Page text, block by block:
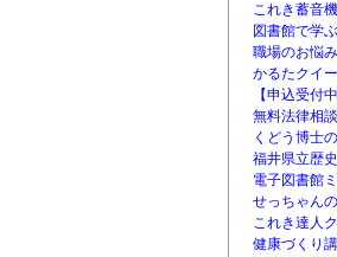
これき蓄音
図書館で学
職場のお悩
かるたクイ
【申込受付
無料法律相
くどう博士
福井県立歴
電子図書館
せっちゃん
これき達人
健康づくり